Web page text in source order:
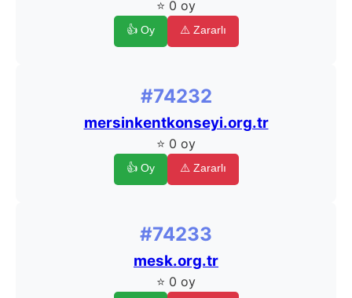
⭐ 0 oy
👍 Oy ⚠️ Zararlı
#74232
mersinkentkonseyi.org.tr
⭐ 0 oy
👍 Oy ⚠️ Zararlı
#74233
mesk.org.tr
⭐ 0 oy